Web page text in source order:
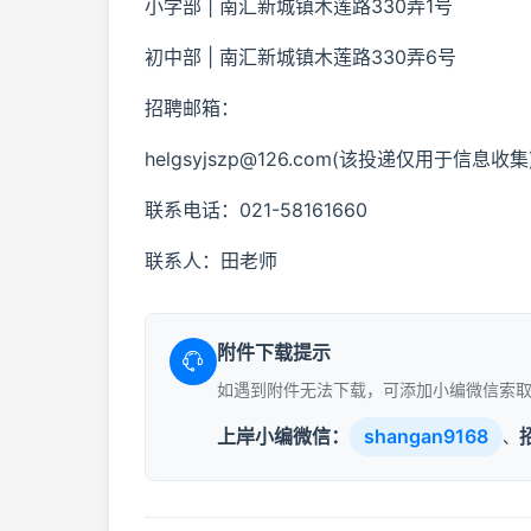
小学部 | 南汇新城镇木莲路330弄1号
初中部 | 南汇新城镇木莲路330弄6号
招聘邮箱：
helgsyjszp@126.com(该投递仅用于信息收
联系电话：021-58161660
联系人：田老师
附件下载提示
如遇到附件无法下载，可添加小编微信索
上岸小编微信： shangan9168 、